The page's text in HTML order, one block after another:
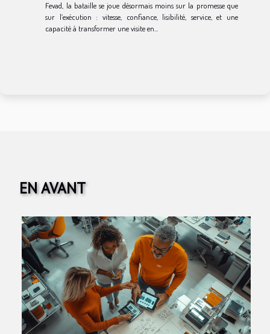
Fevad, la bataille se joue désormais moins sur la promesse que
sur l’exécution : vitesse, confiance, lisibilité, service, et une
capacité à transformer une visite en...
EN AVANT